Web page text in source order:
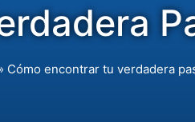
Cómo encontrar tu verdadera